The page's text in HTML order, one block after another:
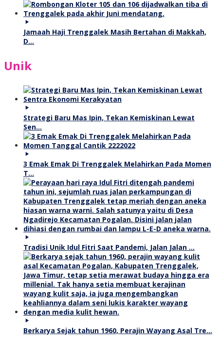
Jamaah Haji Trenggalek Masih Bertahan di Makkah,
D…
Unik
Strategi Baru Mas Ipin, Tekan Kemiskinan Lewat
Sen…
3 Emak Emak Di Trenggalek Melahirkan Pada Momen
T…
Tradisi Unik Idul Fitri Saat Pandemi, Jalan Jalan …
Berkarya Sejak tahun 1960, Perajin Wayang Asal Tre…